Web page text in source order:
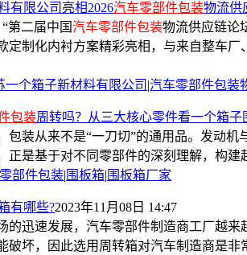
有限公司亮相2026汽车零部件包装物流供
第二届中国汽车零部件包装物流供应链论
定制化内衬方案精彩亮相，与来自整车
一个箱子新材料有限公司 |汽车零部件包装
包装周转吗？从三大核心零件看一个箱子
包装从来不是“一刀切”的通用品。发动
正是基于对不同零部件的深刻理解，构
部件包装| 围板箱| 围板箱厂家
有哪些?2023年11月08日 14:47
的迅速发展，汽车零部件制造商工厂越
破坏，因此选用周转箱对汽车制造商是非